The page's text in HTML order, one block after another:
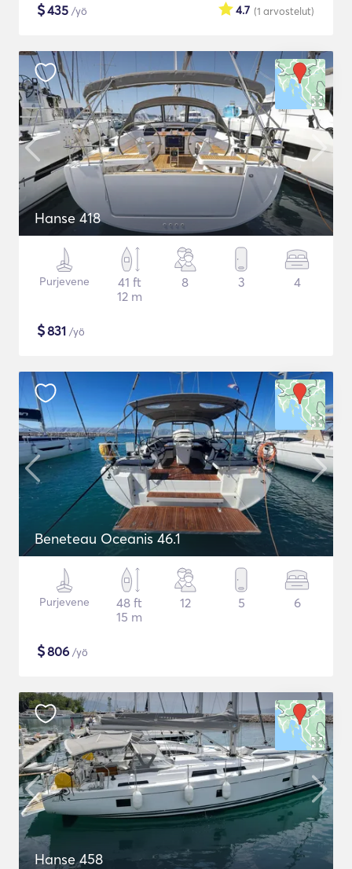
$435 /yö (1 arvostelut)
4.7
Hanse 418
Purjevene
41 ft
12 m
8 3 4
$831 /yö
Beneteau Oceanis 46.1
Purjevene
48 ft
15 m
12 5 6
$806 /yö
Hanse 458